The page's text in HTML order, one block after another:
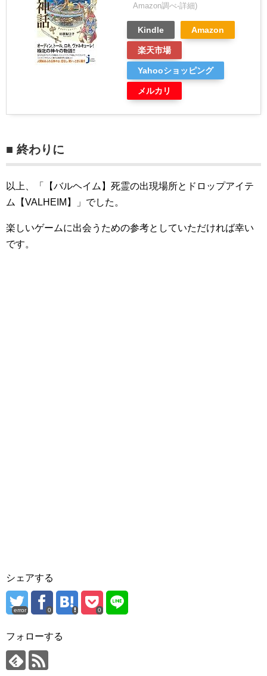
Amazon調べ-詳細)
Kindle Amazon
楽天市場
Yahooショッピング
メルカリ
■ 終わりに
以上、「【バルヘイム】死霊の出現場所とドロップアイテ
ム【VALHEIM】」でした。
楽しいゲームに出会うための参考としていただければ幸い
です。
シェアする
error 0 0
フォローする